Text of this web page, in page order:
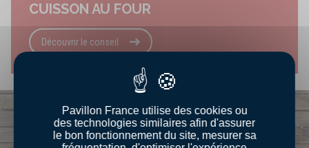
CUISSON AU FOUR
Découvrir le conseil
Pavillon France utilise des cookies ou
des technologies similaires afin d'assurer
le bon fonctionnement du site, mesurer sa